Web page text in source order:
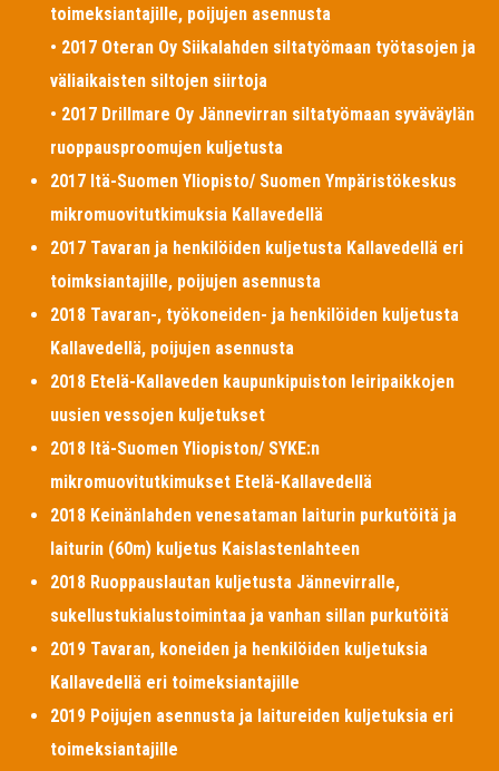
toimeksiantajille, poijujen asennusta
• 2017 Oteran Oy Siikalahden siltatyömaan työtasojen ja
väliaikaisten siltojen siirtoja
• 2017 Drillmare Oy Jännevirran siltatyömaan syväväylän
ruoppausproomujen kuljetusta
2017 Itä-Suomen Yliopisto/ Suomen Ympäristökeskus
mikromuovitutkimuksia Kallavedellä
2017 Tavaran ja henkilöiden kuljetusta Kallavedellä eri
toimksiantajille, poijujen asennusta
2018 Tavaran-, työkoneiden- ja henkilöiden kuljetusta
Kallavedellä, poijujen asennusta
2018 Etelä-Kallaveden kaupunkipuiston leiripaikkojen
uusien vessojen kuljetukset
2018 Itä-Suomen Yliopiston/ SYKE:n
mikromuovitutkimukset Etelä-Kallavedellä
2018 Keinänlahden venesataman laiturin purkutöitä ja
laiturin (60m) kuljetus Kaislastenlahteen
2018 Ruoppauslautan kuljetusta Jännevirralle,
sukellustukialustoimintaa ja vanhan sillan purkutöitä
2019 Tavaran, koneiden ja henkilöiden kuljetuksia
Kallavedellä eri toimeksiantajille
2019 Poijujen asennusta ja laitureiden kuljetuksia eri
toimeksiantajille